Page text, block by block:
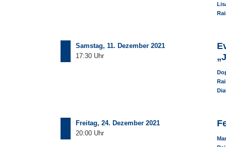
Samstag, 11. Dezember 2021
17:30 Uhr
Freitag, 24. Dezember 2021
20:00 Uhr